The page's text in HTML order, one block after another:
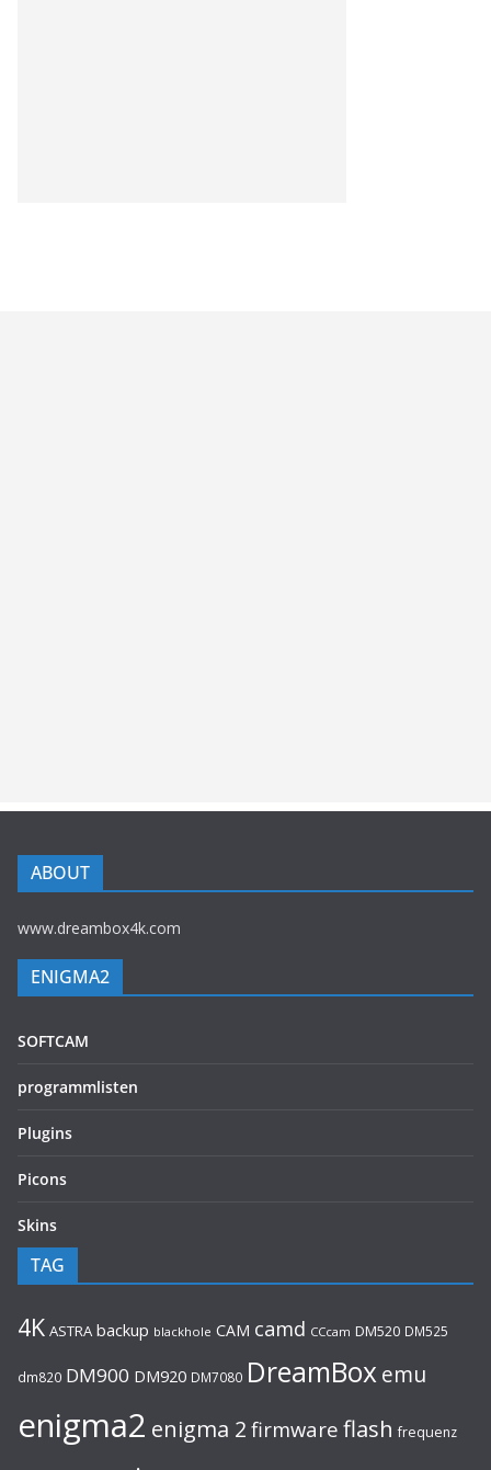
ABOUT
www.dreambox4k.com
ENIGMA2
SOFTCAM
programmlisten
Plugins
Picons
Skins
TAG
4K ASTRA backup blackhole CAM camd CCcam DM520 DM525
dm820 DM900 DM920 DM7080 DreamBoxemu
enigma2 enigma 2 firmware flash frequenz